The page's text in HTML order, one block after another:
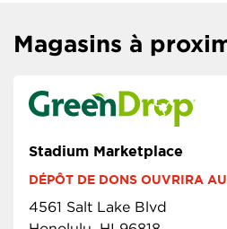
Magasins à
Stadium Marketplace
DÉPÔT DE DONS OUVRIRA
4561 Salt Lake Blvd